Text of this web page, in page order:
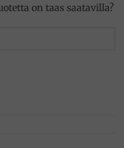
on taas saatavilla?